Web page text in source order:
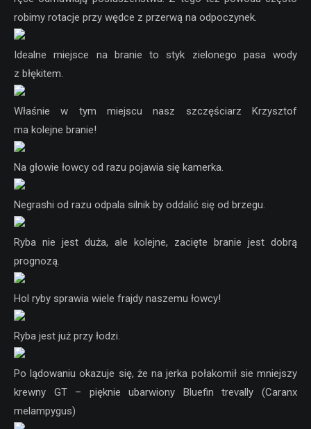
robimy rotacje przy wędce z przerwą na odpoczynek.
Idealne miejsce na branie to styk zielonego pasa wody
z błękitem.
Właśnie w tym miejscu nasz szczęściarz Krzysztof
ma kolejne branie!
Na głowie łowcy od razu pojawia się kamerka.
Negrashi od razu odpala silnik by oddalić się od brzegu.
Ryba nie jest duża, ale kolejne, zacięte branie jest dobrą
prognozą.
Hol ryby sprawia wiele frajdy naszemu łowcy!
Ryba jest już przy łodzi.
Po lądowaniu okazuje się, że na jerka połakomił sie mniejszy
krewny GT – pięknie ubarwiony Bluefin trevally (Caranx
melampygus)